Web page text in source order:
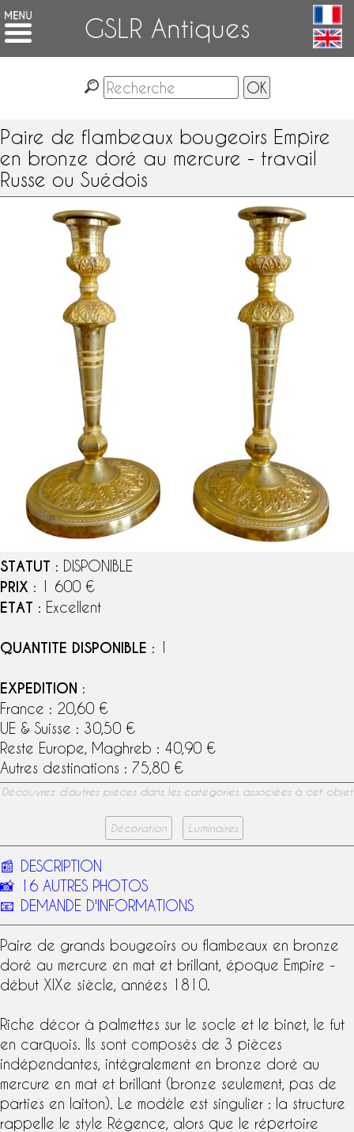
GSLR Antiques
Paire de flambeaux bougeoirs Empire
en bronze doré au mercure - travail
Russe ou Suédois
STATUT : DISPONIBLE
PRIX : 1 600 €
ETAT : Excellent
QUANTITE DISPONIBLE : 1
EXPEDITION :
France : 20,60 €
UE & Suisse : 30,50 €
Reste Europe, Maghreb : 40,90 €
Autres destinations : 75,80 €
Découvrez d’autres pièces dans les catégories associées à cet objet
:
Décoration
Luminaires
📰 DESCRIPTION
📸 16 AUTRES PHOTOS
📧 DEMANDE D'INFORMATIONS
Paire de grands bougeoirs ou flambeaux en bronze
doré au mercure en mat et brillant, époque Empire -
début XIXe siècle , années 1810.
Riche décor à palmettes sur le socle et le binet, le fut
en carquois. Ils sont composés de 3 pièces
indépendantes, intégralement en bronze doré au
mercure en mat et brillant (bronze seulement, pas de
parties en laiton). Le modèle est singulier : la structure
rappelle le style Régence , alors que le répertoire